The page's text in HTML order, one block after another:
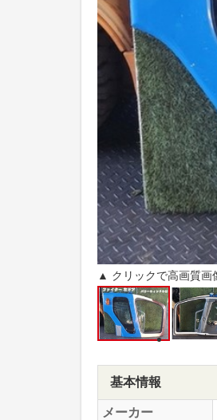
▲ クリックで高画質画
基本情報
メーカー